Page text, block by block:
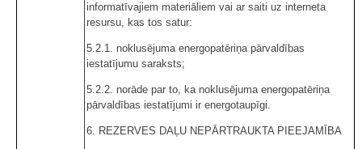
informatīvajiem materiāliem vai ar saiti uz interneta
resursu, kas tos satur:
5.2.1. noklusējuma energopatēriņa pārvaldības
iestatījumu saraksts;
5.2.2. norāde par to, ka noklusējuma energopatēriņa
pārvaldības iestatījumi ir energotaupīgi.
6. REZERVES DAĻU NEPĀRTRAUKTA PIEEJAMĪBA